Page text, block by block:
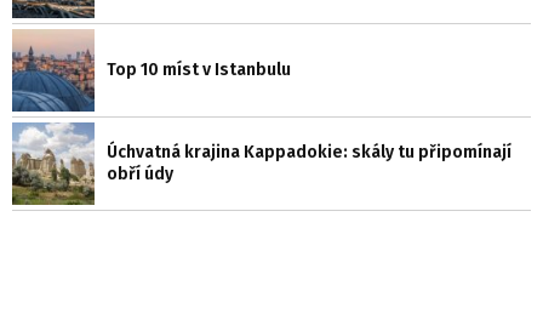
Top 10 míst v Istanbulu
Úchvatná krajina Kappadokie: skály tu připomínají
obří údy